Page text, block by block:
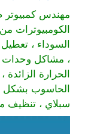
مهندس كمبيوتر
الكومبيوترات
السوداء ،
، مشاكل وحدات
الحرارة
الحاسوب بشكل
سبلاي ، تنظيف